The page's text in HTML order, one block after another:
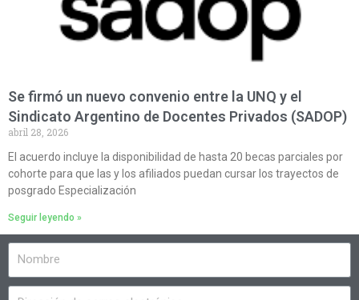
Se firmó un nuevo convenio entre la UNQ y el
Sindicato Argentino de Docentes Privados (SADOP)
abril 28, 2026
El acuerdo incluye la disponibilidad de hasta 20 becas parciales por
cohorte para que las y los afiliados puedan cursar los trayectos de
posgrado Especialización
Seguir leyendo »